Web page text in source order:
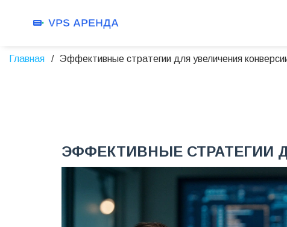
Главная Эффективные стратегии для увеличения
ЭФФЕКТИВНЫЕ СТРАТЕГИИ